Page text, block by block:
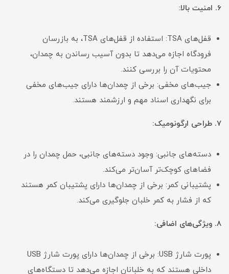
6. امنیت بالا:
قفل‌های TSA: استفاده از قفل‌های TSA، به بازرسان
فرودگاه اجازه می‌دهد تا بدون آسیب رساندن به چمدان،
محتویات آن را بررسی کنند.
جیب‌های مخفی: برخی از چمدان‌ها دارای جیب‌های مخفی
برای نگهداری اسناد مهم و ارزشمند هستند.
7. طراحی ارگونومیک:
دسته‌های جانبی: وجود دسته‌های جانبی، حمل چمدان را در
فضاهای کوچک‌تر آسان‌تر می‌کند.
پشتیبانی کمر: برخی از چمدان‌ها دارای پشتیبان کمر هستند
که از فشار به کمر خلبان جلوگیری می‌کند.
8. ویژگی‌های اضافی:
پورت شارژ USB: برخی از چمدان‌ها دارای پورت شارژ USB
داخلی هستند که به خلبانان اجازه می‌دهد تا دستگاه‌های